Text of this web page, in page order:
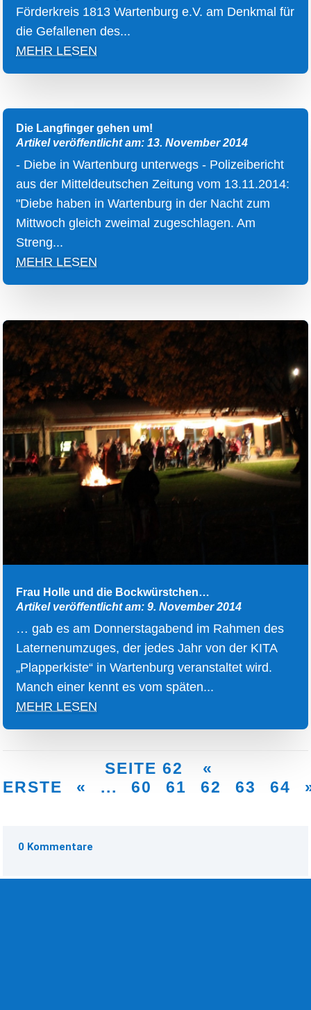
Förderkreis 1813 Wartenburg e.V. am Denkmal für
die Gefallenen des...
MEHR LESEN
Die Langfinger gehen um!
Artikel veröffentlicht am: 13. November 2014
- Diebe in Wartenburg unterwegs - Polizeibericht
aus der Mitteldeutschen Zeitung vom 13.11.2014:
"Diebe haben in Wartenburg in der Nacht zum
Mittwoch gleich zweimal zugeschlagen. Am
Streng...
MEHR LESEN
Frau Holle und die Bockwürstchen…
Artikel veröffentlicht am: 9. November 2014
… gab es am Donnerstagabend im Rahmen des
Laternenumzuges, der jedes Jahr von der KITA
„Plapperkiste“ in Wartenburg veranstaltet wird.
Manch einer kennt es vom späten...
MEHR LESEN
SEITE 62
«
ERSTE
« ... 60 61 62 63 64
0 Kommentare